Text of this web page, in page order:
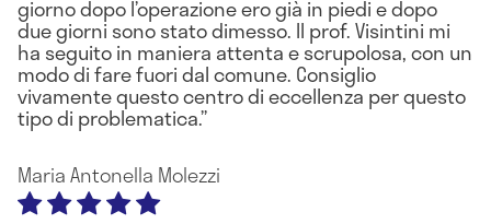
giorno dopo l’operazione ero già in piedi e dopo
due giorni sono stato dimesso. Il prof. Visintini mi
ha seguito in maniera attenta e scrupolosa, con un
modo di fare fuori dal comune. Consiglio
vivamente questo centro di eccellenza per questo
tipo di problematica.
Maria Antonella Molezzi